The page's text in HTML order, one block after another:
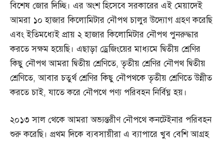
বিশেষ জোর দিচ্ছি। এর অংশ হিসেবে সরকারের এই মেয়াদেই
আমরা ১০ হাজার কিলোমিটার নৌপথ চালুর উদ্যোগ গ্রহণ করেছি
এবং ইতিমধ্যেই প্রায় ২ হাজার কিলোমিটার নৌপথ পুনরুদ্ধার
করতে সক্ষম হয়েছি। এছাড়া ড্রেজিংয়ের মাধ্যমে দ্বিতীয় শ্রেণির
কিছু নৌপথ আমরা দ্বিতীয় শ্রেণিতে, তৃতীয় শ্রেণির নৌপথ দ্বিতীয়
শ্রেণিতে, আবার চতুর্থ শ্রেণির কিছু নৌপথকে তৃতীয় শ্রেণিতে উন্নীত
করতে চাই, যাতে করে নৌপথে পণ্য পরিবহন নির্বিঘ্ন হয়।
২০১৩ সাল থেকে আমরা অভ্যন্তরীণ নৌপথে কনটেইনার পরিবহন
শুরু করেছি। প্রথম দিকে ব্যবসায়ীরা এ ব্যাপারে খুব বেশি আগ্রহ